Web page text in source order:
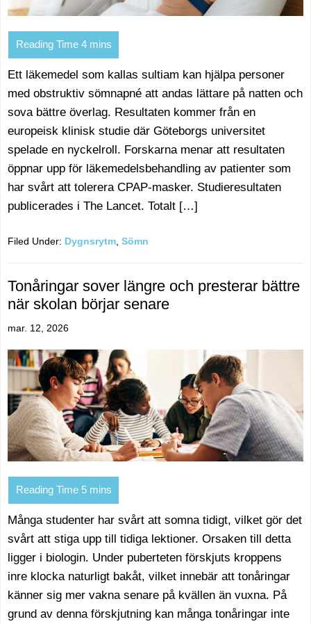
Ett läkemedel som kallas sultiam kan hjälpa personer
med obstruktiv sömnapné att andas lättare på natten och
sova bättre överlag. Resultaten kommer från en
europeisk klinisk studie där Göteborgs universitet
spelade en nyckelroll. Forskarna menar att resultaten
öppnar upp för läkemedelsbehandling av patienter som
har svårt att tolerera CPAP-masker. Studieresultaten
publicerades i The Lancet. Totalt […]
Filed Under: Dygnsrytm Sömn
Tonåringar sover längre och presterar bättre
när skolan börjar senare
mar. 12, 2026
Många studenter har svårt att somna tidigt, vilket gör det
svårt att stiga upp till tidiga lektioner. Orsaken till detta
ligger i biologin. Under puberteten förskjuts kroppens
inre klocka naturligt bakåt, vilket innebär att tonåringar
känner sig mer vakna senare på kvällen än vuxna. På
grund av denna förskjutning kan många tonåringar inte